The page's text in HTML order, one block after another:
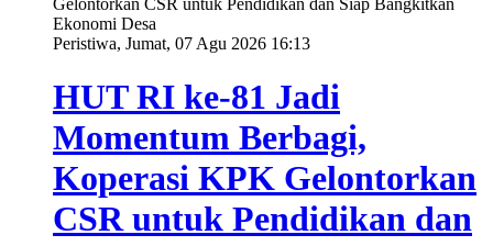
Peristiwa, Jumat, 07 Agu 2026 16:13
HUT RI ke-81 Jadi
Momentum Berbagi,
Koperasi KPK Gelontorkan
CSR untuk Pendidikan dan